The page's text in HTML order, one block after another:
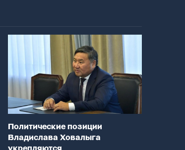
Политические позиции
Владислава Ховалыга